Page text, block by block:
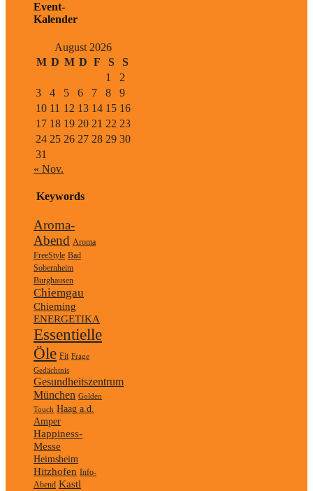
Event-
Kalender
August 2026
M D M D F S
S
1
2
3
4 5 6 7 8
9
10 11 12 13 14 15 16
17 18 19 20 21 22 23
24 25 26 27 28 29 30
31
« Nov.
Keywords
Aroma-
Abend Aroma
FreeStyle Bad
Sobernheim
Burghausen
Chiemgau
Chieming
ENERGETIKA
Essentielle
Öle Fit Frage
Gedächtnis
Gesundheitszentrum
München Golden
Touch Haag a.d.
Amper
Happiness-
Messe
Heimsheim
Hitzhofen Info-
Abend Kastl